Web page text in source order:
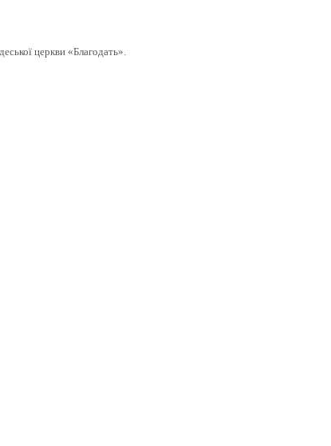
церкви «Благодать».